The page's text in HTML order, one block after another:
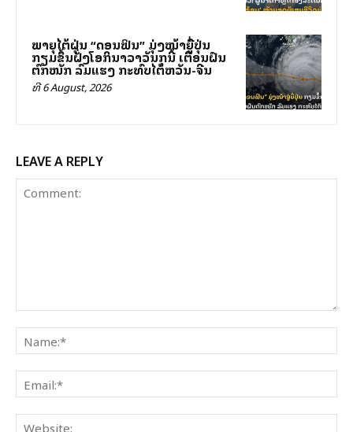
ພາຍຸໄຕ້ຝຸ່ນ “ດອນຟິນ” ມຸ່ງໜ້າສູ່ຍີ່ປຸ່ນ
ກຽມຂຶ້ນຝັ່ງໂອກິນາວາວັນສຸກນີ້ ເຕືອນຝົນ
ຕົກໜັກ ລົມແຮງ ກະທົບໄຕ້ຫວັນ-ຈີນ
ທີ 6 August, 2026
LEAVE A REPLY